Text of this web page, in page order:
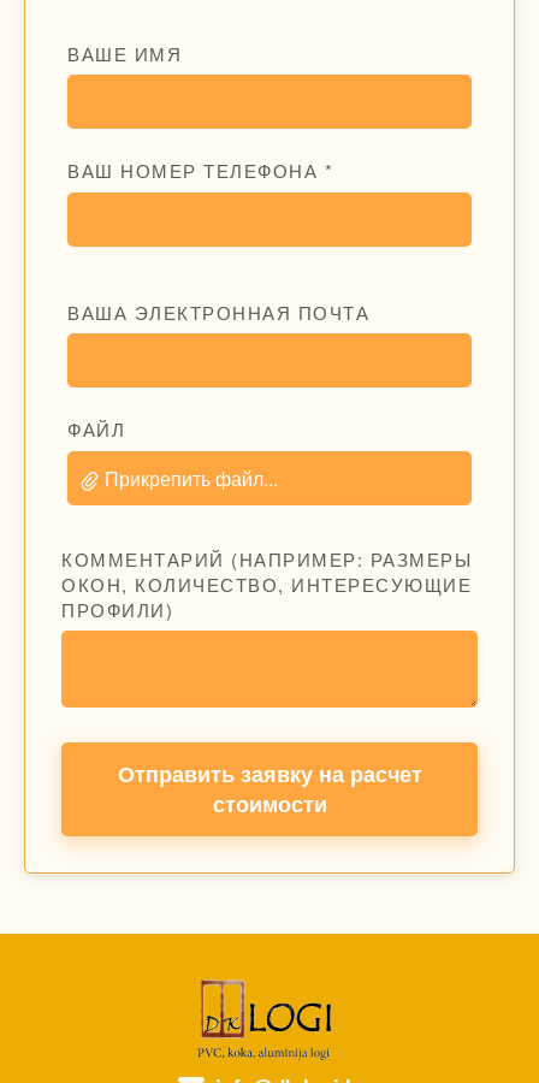
ВАШЕ ИМЯ
ВАШ НОМЕР ТЕЛЕФОНА *
ВАША ЭЛЕКТРОННАЯ ПОЧТА
ФАЙЛ
Прикрепить файл...
КОММЕНТАРИЙ (НАПРИМЕР: РАЗМЕРЫ
ОКОН, КОЛИЧЕСТВО, ИНТЕРЕСУЮЩИЕ
ПРОФИЛИ)
Отправить заявку на расчет
стоимости